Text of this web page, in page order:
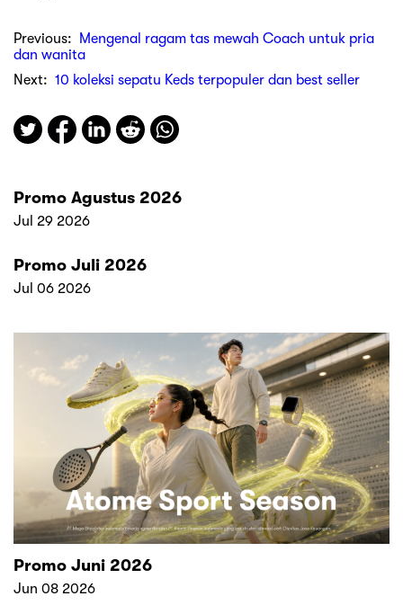
Previous:
Mengenal ragam tas mewah Coach untuk pria
dan wanita
Next: 10 koleksi sepatu Keds terpopuler dan best seller
Promo Agustus 2026
Jul 29 2026
Promo Juli 2026
Jul 06 2026
Promo Juni 2026
Jun 08 2026